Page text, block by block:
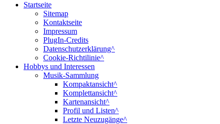
Startseite
Sitemap
Kontaktseite
Impressum
PlugIn-Credits
Datenschutzerklärung^
Cookie-Richtilinie^
Hobbys und Interessen
Musik-Sammlung
Kompaktansicht^
Komplettansicht^
Kartenansicht^
Profil und Listen^
Letzte Neuzugänge^